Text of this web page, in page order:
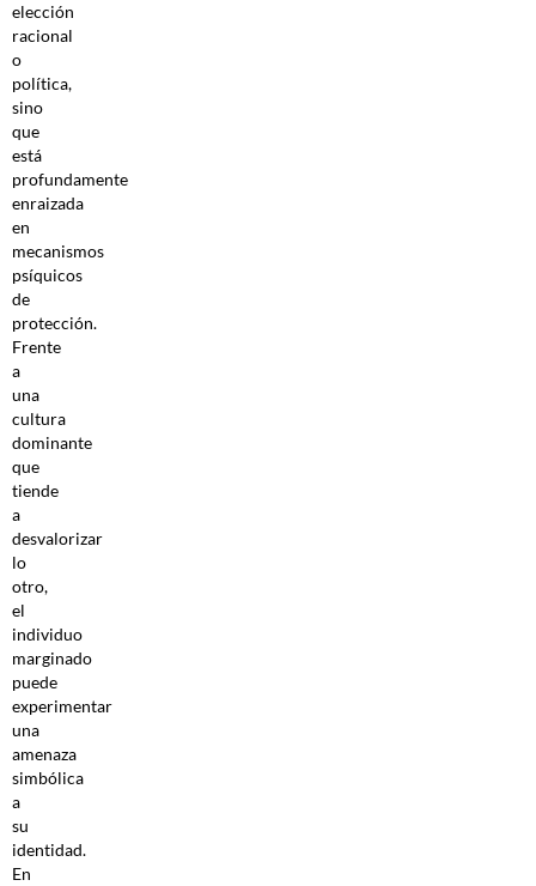
elección
racional
o
política,
sino
que
está
profundamente
enraizada
en
mecanismos
psíquicos
de
protección.
Frente
a
una
cultura
dominante
que
tiende
a
desvalorizar
lo
otro,
el
individuo
marginado
puede
experimentar
una
amenaza
simbólica
a
su
identidad.
En